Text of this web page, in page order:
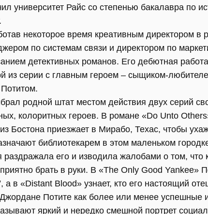
университет Райс со степенью бакалавра по
некоторое время креативным директором в
по системам связи и директором по
детективных романов. Его дебютная
из серии с главным героем – сыщиком-
родной штат местом действия двух серий
колоритных героев. В романе «Do Unto
Бостона приезжает в Мирабо, Техас, чтобы
библиотекарем в этом маленьком
его и изводила жалобами о том, что
брать в руки. В «The Only Good Yankee»
в «Distant Blood» узнает, кто его настоящий
Потите как более или менее успешные и
яркий и нередко смешной портрет